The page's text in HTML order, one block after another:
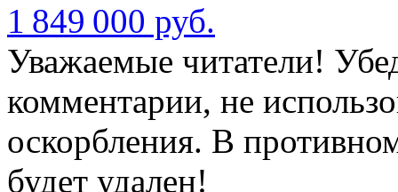
1 849 000 руб.
Уважаемые читатели!
комментарии, не
оскорбления. В
будет удален!